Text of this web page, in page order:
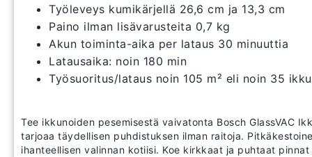
Työleveys kumikärjellä 26,6 cm ja 13,3 cm
Paino ilman lisävarusteita 0,7 kg
Akun toiminta-aika per lataus 30 minuuttia
Latausaika: noin 180 min
Työsuoritus/lataus noin 105 m² eli noin 35
Tee ikkunoiden pesemisestä vaivatonta Bosch GlassVAC
tarjoaa täydellisen puhdistuksen ilman raitoja.
ihanteellisen valinnan kotiisi. Koe kirkkaat ja puhtaat